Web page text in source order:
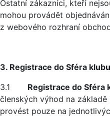
Ostatní zákazníci, kteří
mohou provádět
z webového rozhraní
3. Registrace do Sféra
3.1 Registrace do Sféra
členských výhod na
provést pouze na